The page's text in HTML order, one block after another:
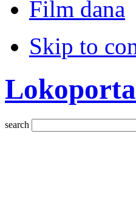
Film dana
Skip to
search